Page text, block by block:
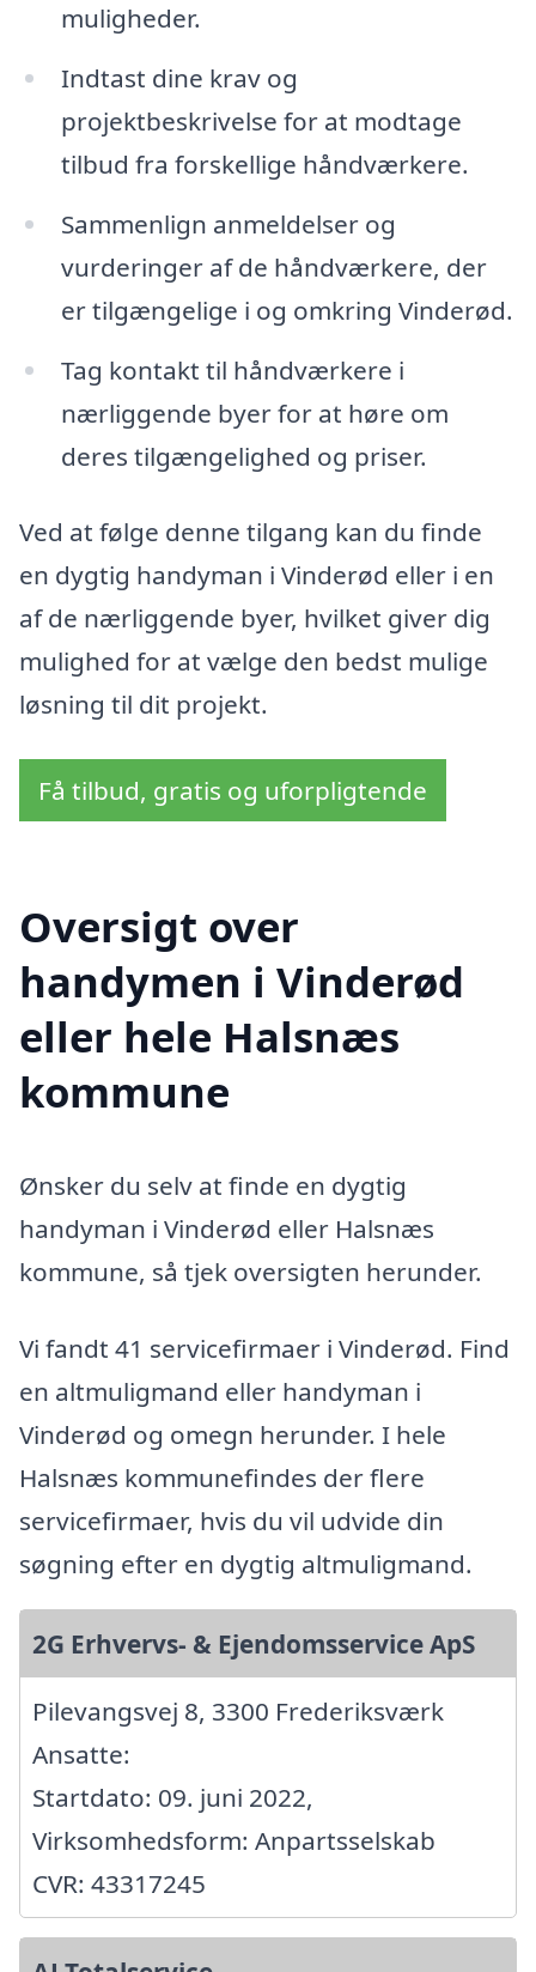
muligheder.
Indtast dine krav og
projektbeskrivelse for at modtage
tilbud fra forskellige håndværkere.
Sammenlign anmeldelser og
vurderinger af de håndværkere, der
er tilgængelige i og omkring Vinderød.
Tag kontakt til håndværkere i
nærliggende byer for at høre om
deres tilgængelighed og priser.
Ved at følge denne tilgang kan du finde
en dygtig handyman i Vinderød eller i en
af de nærliggende byer, hvilket giver dig
mulighed for at vælge den bedst mulige
løsning til dit projekt.
Få tilbud, gratis og uforpligtende
Oversigt over
handymen i Vinderød
eller hele Halsnæs
kommune
Ønsker du selv at finde en dygtig
handyman i Vinderød eller Halsnæs
kommune, så tjek oversigten herunder.
Vi fandt 41 servicefirmaer i Vinderød. Find
en altmuligmand eller handyman i
Vinderød og omegn herunder. I hele
Halsnæs kommunefindes der flere
servicefirmaer, hvis du vil udvide din
søgning efter en dygtig altmuligmand.
2G Erhvervs- & Ejendomsservice ApS
Pilevangsvej 8, 3300 Frederiksværk
Ansatte:
Startdato: 09. juni 2022,
Virksomhedsform: Anpartsselskab
CVR: 43317245